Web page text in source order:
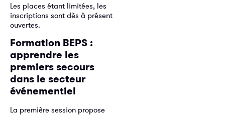
Les places étant limitées, les
inscriptions sont dès à présent
ouvertes.
Formation BEPS :
apprendre les
premiers secours
dans le secteur
événementiel
La première session propose